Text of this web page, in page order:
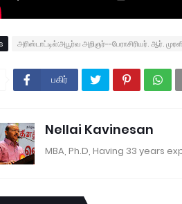
அரிஸ்டாட்டில்:அபூர்வ அறிஞர்--பேராசிரியர். ஆர்.
பகிர்
Nellai Kavinesan
MBA, Ph.D, Having 33 years